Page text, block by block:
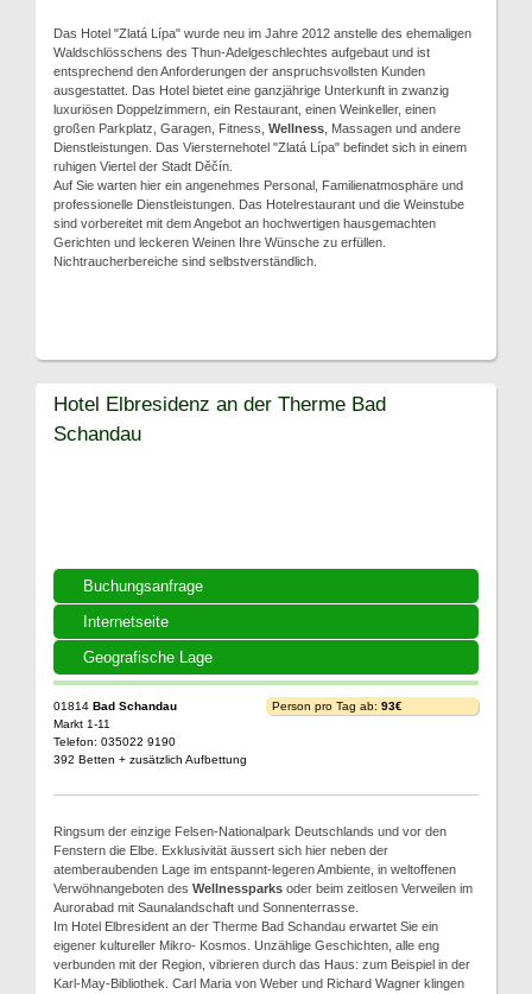
Das Hotel "Zlatá Lípa" wurde neu im Jahre 2012 anstelle des ehemaligen
Waldschlösschens des Thun-Adelgeschlechtes aufgebaut und ist
entsprechend den Anforderungen der anspruchsvollsten Kunden
ausgestattet. Das Hotel bietet eine ganzjährige Unterkunft in zwanzig
luxuriösen Doppelzimmern, ein Restaurant, einen Weinkeller, einen
großen Parkplatz, Garagen, Fitness, Wellness , Massagen und andere
Dienstleistungen. Das Viersternehotel "Zlatá Lípa" befindet sich in einem
ruhigen Viertel der Stadt Děčín.
Auf Sie warten hier ein angenehmes Personal, Familienatmosphäre und
professionelle Dienstleistungen. Das Hotelrestaurant und die Weinstube
sind vorbereitet mit dem Angebot an hochwertigen hausgemachten
Gerichten und leckeren Weinen Ihre Wünsche zu erfüllen.
Nichtraucherbereiche sind selbstverständlich.
Buchungsanfrage
Internetseite
Geografische Lage
Hotel Elbresidenz an der Therme Bad
Schandau
01814 Bad Schandau
Markt 1-11
Telefon: 035022 9190
392 Betten + zusätzlich Aufbettung
Person pro Tag ab: 93€
Ringsum der einzige Felsen-Nationalpark Deutschlands und vor den
Fenstern die Elbe. Exklusivität äussert sich hier neben der
atemberaubenden Lage im entspannt-legeren Ambiente, in weltoffenen
Verwöhnangeboten des Wellnessparks oder beim zeitlosen Verweilen im
Aurorabad mit Saunalandschaft und Sonnenterrasse.
Im Hotel Elbresident an der Therme Bad Schandau erwartet Sie ein
eigener kultureller Mikro- Kosmos. Unzählige Geschichten, alle eng
verbunden mit der Region, vibrieren durch das Haus: zum Beispiel in der
Karl-May-Bibliothek. Carl Maria von Weber und Richard Wagner klingen